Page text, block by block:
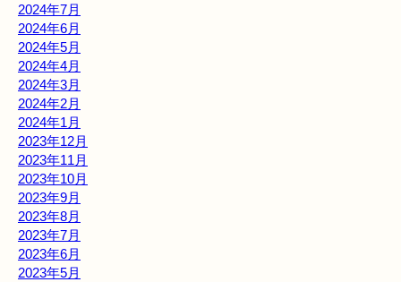
2024年7月
2024年6月
2024年5月
2024年4月
2024年3月
2024年2月
2024年1月
2023年12月
2023年11月
2023年10月
2023年9月
2023年8月
2023年7月
2023年6月
2023年5月